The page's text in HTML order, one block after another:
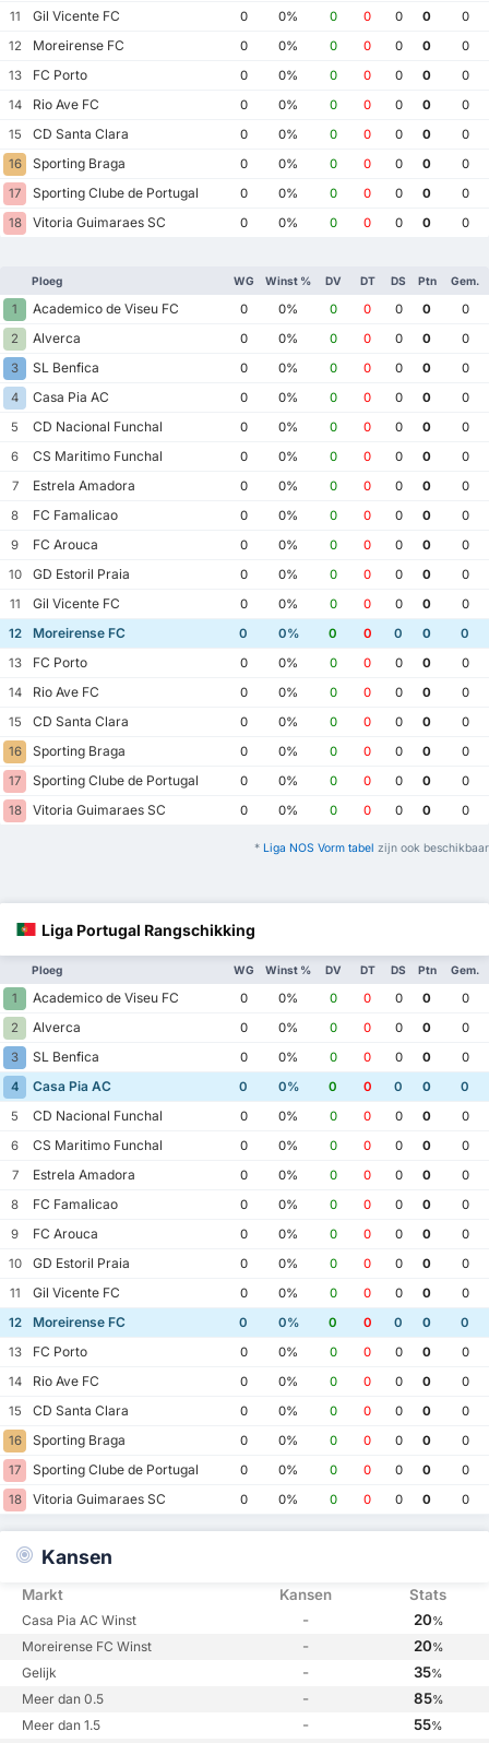
11
Gil Vicente FC 0 0% 0 0 0 0
0
12
Moreirense FC 0 0% 0 0 0 0
0
13
FC Porto 0 0% 0 0 0 0
0
14
Rio Ave FC 0 0% 0 0 0 0
0
15
CD Santa Clara 0 0% 0 0 0 0
0
16
Sporting Braga 0 0% 0 0 0 0
0
17
Sporting Clube de Portugal 0 0% 0 0 0 0
0
18
Vitoria Guimaraes SC 0 0% 0 0 0 0 0
Ploeg WG Winst % DV DT DS Ptn Gem.
1 Academico de Viseu FC 0 0% 0 0 0 0
0
2
Alverca 0 0% 0 0 0 0
0
3
SL Benfica 0 0% 0 0 0 0
0
4
Casa Pia AC 0 0% 0 0 0 0
0
5
CD Nacional Funchal 0 0% 0 0 0 0
0
6
CS Maritimo Funchal 0 0% 0 0 0 0
0
7
Estrela Amadora 0 0% 0 0 0 0
0
8
FC Famalicao 0 0% 0 0 0 0
0
9
FC Arouca 0 0% 0 0 0 0
0
10
GD Estoril Praia 0 0% 0 0 0 0
0
11
Gil Vicente FC 0 0% 0 0 0 0
0
12
Moreirense FC 0 0% 0 0 0 0
0
13
FC Porto 0 0% 0 0 0 0
0
14
Rio Ave FC 0 0% 0 0 0 0
0
15
CD Santa Clara 0 0% 0 0 0 0
0
16
Sporting Braga 0 0% 0 0 0 0
0
17
Sporting Clube de Portugal 0 0% 0 0 0 0
0
18
Vitoria Guimaraes SC 0 0% 0 0 0 0 0
* Liga NOS Vorm tabel zijn ook beschikbaar
Liga Portugal Rangschikking
Ploeg WG Winst % DV DT DS Ptn Gem.
1 Academico de Viseu FC 0 0% 0 0 0 0
0
2
Alverca 0 0% 0 0 0 0
0
3
SL Benfica 0 0% 0 0 0 0
0
4
Casa Pia AC 0 0% 0 0 0 0
0
5
CD Nacional Funchal 0 0% 0 0 0 0
0
6
CS Maritimo Funchal 0 0% 0 0 0 0
0
7
Estrela Amadora 0 0% 0 0 0 0
0
8
FC Famalicao 0 0% 0 0 0 0
0
9
FC Arouca 0 0% 0 0 0 0
0
10
GD Estoril Praia 0 0% 0 0 0 0
0
11
Gil Vicente FC 0 0% 0 0 0 0
0
12
Moreirense FC 0 0% 0 0 0 0
0
13
FC Porto 0 0% 0 0 0 0
0
14
Rio Ave FC 0 0% 0 0 0 0
0
15
CD Santa Clara 0 0% 0 0 0 0
0
16
Sporting Braga 0 0% 0 0 0 0
0
17
Sporting Clube de Portugal 0 0% 0 0 0 0
0
18
Vitoria Guimaraes SC 0 0% 0 0 0 0 0
Kansen
Markt Kansen Stats
Casa Pia AC Winst - 20%
Moreirense FC Winst - 20%
Gelijk - 35%
Meer dan 0.5 - 85%
Meer dan 1.5 - 55%